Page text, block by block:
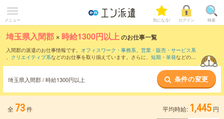
メニュー 気になる! ログイン 検索
埼玉県入間郡 × 時給1300円以上のお仕事一覧
入間郡の派遣のお仕事情報です。 オフィスワーク・事務系、 営業・販売・サービス系
、 クリエイティブ系などのお仕事を取り揃えています。さらに、 短期 ・ 単発などの期
埼玉県入間郡 / 時給1300円以上 条件の変更
全 73件 平均時給: 1,445 円